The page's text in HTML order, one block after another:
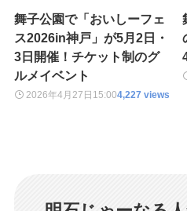
舞子公園で「おいしーフェ
ス2026in神戸」が5月2日・
3日開催！チケット制のグ
ルメイベント
2026年4月27日 15:004,227 views